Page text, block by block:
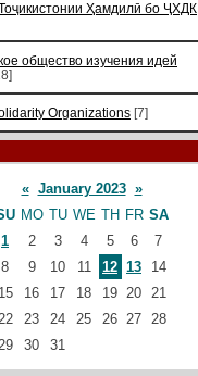
Тоҷикистонии Ҳамдилӣ бо ҶХДК
общество изучения идей
Organizations [7]
« January 2023 »
MO TU WE TH FR SA
1
2 3 4 5 6
7
8
9 10 11 12 13
14
15
16 17 18 19 20 21
23 24 25 26 27 28
30 31